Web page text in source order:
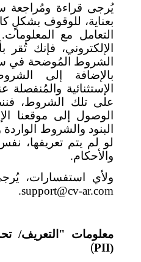
يُرجى قراءة ومُراجعة
بعناية، للوقوف بشكلٍ
التعامل مع
الإلكتروني، فإنك
الشروط المُوضحة في
بالإضافة إلى
الإستثنائية
على تلك الشروط،
الوصول إلى موقعنا
البنود والشروط
لو لم يتم تعريفها،
والأحكام.
ولأي استفسارات،
support@cv-ar.com
.
معلومات "التعريف/
(
PII
)